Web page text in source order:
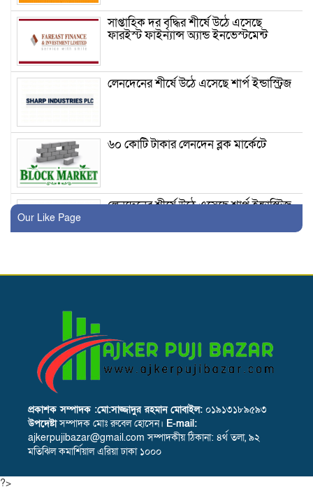
সাপ্তাহিক দর বৃদ্ধির শীর্ষে উঠে এসেছে
ফারইস্ট ফাইন্যান্স অ্যান্ড ইনভেস্টমেন্ট
লেনদেনের শীর্ষে উঠে এসেছে শার্প ইন্ডাস্ট্রিজ
৬০ কোটি টাকার লেনদেন ব্লক মার্কেটে
লেনদেনের শীর্ষে উঠে এসেছে শার্প ইন্ডাস্ট্রিজ
ফার্মার উদোক্তা
ঘোষণা
লেনদেনের শীর্ষে উঠে এসেছে একমি
Our Like Page
প্রকাশক সম্পাদক :মো:সাজ্জাদুর রহমান মোবাইল: ০১৯১৩১৮৯৫৯৩
উপদেষ্টাসম্পাদক মোঃ রুবেল হোসেন। E-mail:
ajkerpujibazar@gmail.com সম্পাদকীয় ঠিকানা: ৪র্থ তলা, ৯২
মতিঝিল কমার্শিয়াল এরিয়া ঢাকা ১০০০
?>